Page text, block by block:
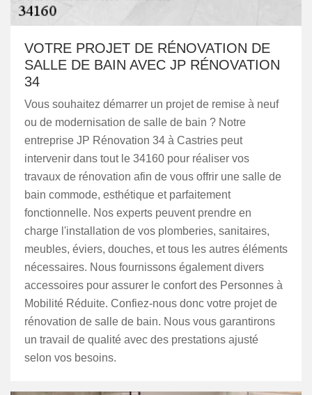
VOTRE PROJET DE RÉNOVATION DE
SALLE DE BAIN AVEC JP RÉNOVATION
34
Vous souhaitez démarrer un projet de remise à neuf
ou de modernisation de salle de bain ? Notre
entreprise JP Rénovation 34 à Castries peut
intervenir dans tout le 34160 pour réaliser vos
travaux de rénovation afin de vous offrir une salle de
bain commode, esthétique et parfaitement
fonctionnelle. Nos experts peuvent prendre en
charge l'installation de vos plomberies, sanitaires,
meubles, éviers, douches, et tous les autres éléments
nécessaires. Nous fournissons également divers
accessoires pour assurer le confort des Personnes à
Mobilité Réduite. Confiez-nous donc votre projet de
rénovation de salle de bain. Nous vous garantirons
un travail de qualité avec des prestations ajusté
selon vos besoins.